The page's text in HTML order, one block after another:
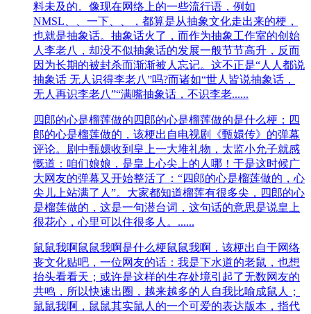
料未及的。像现在网络上的一些流行语，例如
NMSL、、一下、、，都算是从抽象文化走出来的梗，
也就是抽象话。抽象话火了，而作为抽象工作室的创始
人李老八，却没不似抽象话的发展一般节节高升，反而
因为长期的被封杀而渐渐被人忘记。这不正是“人人都说
抽象话 无人识得李老八”吗?而诸如“世人皆说抽象话，
无人再识李老八”“满嘴抽象话，不识李老......
四郎的心是榴莲做的 四郎的心是榴莲做的是什么梗：四
郎的心是榴莲做的，该‌‌‌‌‌‌‌‌‌‌‌‌‌‌梗出自电视剧《甄嬛传》的弹幕
评论。剧中甄嬛收到皇上一大堆礼物，太监小允子就感
慨道：咱们娘娘，是皇上心尖上的人哪！于是这时候广
大网友的弹幕又开始整活了：“四郎的心是榴莲做的，心
尖儿上站满了人”。大家都知道榴莲有很多尖，四郎的心
是榴莲做的，这是一句潜台词，这句话的意思是说皇上
很花心，心里可以住很多人。......
鼠鼠我啊鼠鼠我啊是什么梗鼠鼠我啊，该梗出自于网络
丧文化贴吧，一位网友的话：我是下水道的老鼠，也想
抬头看看天；或许是这样的生存处境引起了无数网友的
共鸣，所以快速出圈，越来越多的人自我比喻成鼠人；
鼠鼠我啊，鼠鼠其实鼠人的一个可爱的表达版本，指代